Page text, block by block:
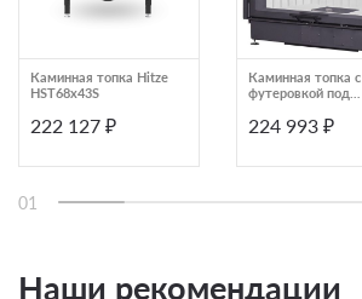
Каминная топка Hitze
HST68х43S
222 127 ₽
Каминная топка с
футеровкой под
чистого стекла
224 993 ₽
01
Наши рекомендации